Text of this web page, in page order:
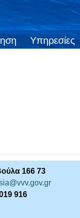
Υπηρεσίες
166 73
916